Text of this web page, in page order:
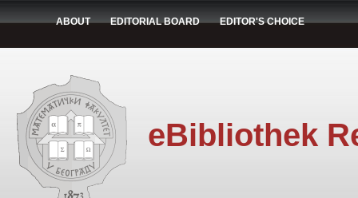
ABOUT EDITORIAL BOARD EDITOR'S CHOICE
eBibliothek